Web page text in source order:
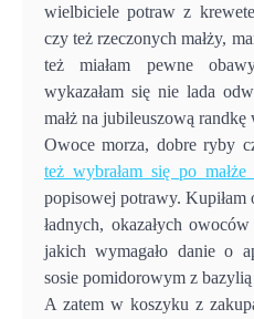
wielbiciele potraw z
czy też rzeczonych małży,
też miałam pewne
wykazałam się nie lada
małż na jubileuszową randkę
Owoce morza, dobre ryby
też wybrałam się po małże
popisowej potrawy.
ładnych, okazałych
jakich wymagało danie o
sosie pomidorowym z
A zatem w koszyku z